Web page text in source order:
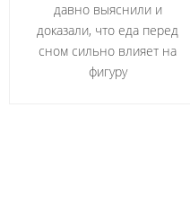
давно выяснили и
доказали, что еда перед
сном сильно влияет на
фигуру